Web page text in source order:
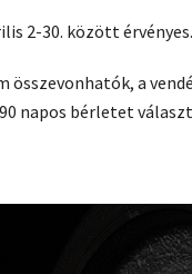
2-30. között érvényes.
összevonhatók, a
napos bérletet